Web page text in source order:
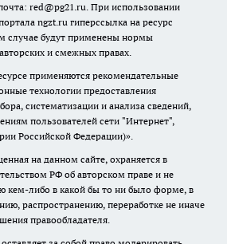
red@pg21.ru. При использовании
ngzt.ru гиперссылка на ресурс
случае будут применены нормы
и смежных правах.
применяются рекомендательные
технологии предоставления
систематизации и анализа сведений,
пользователей сети "Интернет",
Российской Федерации)».
на данном сайте, охраняется в
РФ об авторском праве и не
кем-либо в какой бы то ни было форме, в
распространению, переработке не иначе
правообладателя.